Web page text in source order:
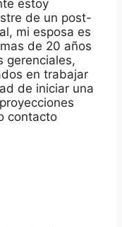
estoy
de un post-
mi esposa es
de 20 años
gerenciales,
en trabajar
de iniciar una
contacto